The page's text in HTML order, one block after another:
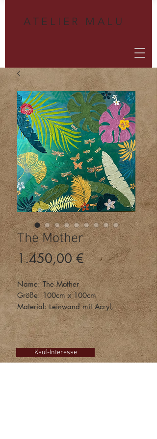
A TELIER MALU
The Mother
1.450,00 €Preis
Name: The Mother
Größe: 100cm x 100cm
Material: Leinwand mit Acryl,
Acrylgel, Epoxidharz, irisierendes
Schlagmetall
Interesse am Kauf dieses Bildes?
Klicken Sie auf den Button und
Kauf-Interesse